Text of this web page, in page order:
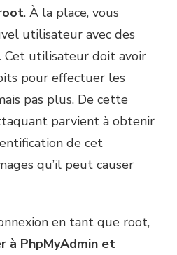
. À la place, vous
utilisateur avec des
Cet utilisateur doit avoir
pour effectuer les
pas plus. De cette
parvient à obtenir
de cet
qu’il peut causer
en tant que root,
à PhpMyAdmin et